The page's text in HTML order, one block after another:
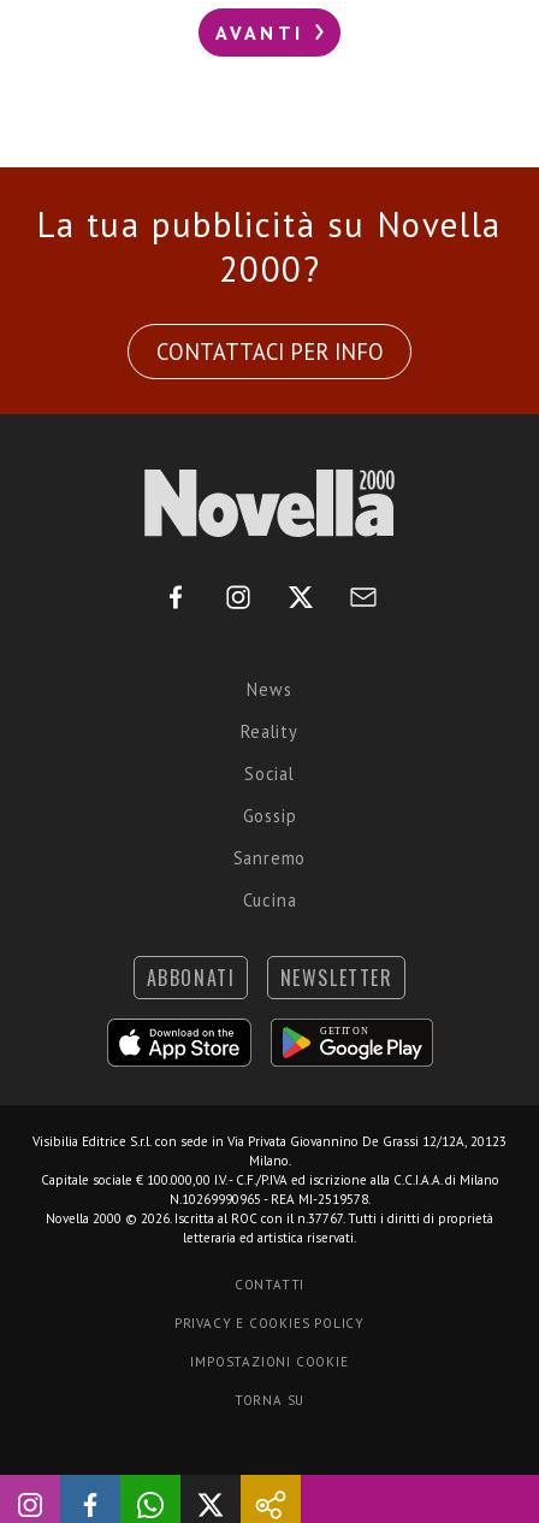
AVANTI
La tua pubblicità su Novella
2000?
CONTATTACI PER INFO
News
Reality
Social
Gossip
Sanremo
Cucina
ABBONATI NEWSLETTER
Visibilia Editrice S.r.l. con sede in Via Privata Giovannino De Grassi 12/12A, 20123
Milano.
Capitale sociale € 100.000,00 I.V. - C.F./P.IVA ed iscrizione alla C.C.I.A.A. di Milano
N.10269990965 - REA MI-2519578.
Novella 2000 © 2026. Iscritta al ROC con il n.37767. Tutti i diritti di proprietà
letteraria ed artistica riservati.
CONTATTI
PRIVACY E COOKIES POLICY
IMPOSTAZIONI COOKIE
TORNA SU